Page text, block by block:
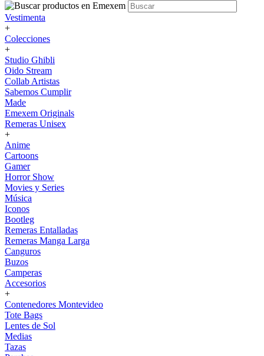
Vestimenta
+
Colecciones
+
Studio Ghibli
Oido Stream
Collab Artistas
Sabemos Cumplir
Made
Emexem Originals
Remeras Unisex
+
Anime
Cartoons
Gamer
Horror Show
Movies y Series
Música
Iconos
Bootleg
Remeras Entalladas
Remeras Manga Larga
Canguros
Buzos
Camperas
Accesorios
+
Contenedores Montevideo
Tote Bags
Lentes de Sol
Medias
Tazas